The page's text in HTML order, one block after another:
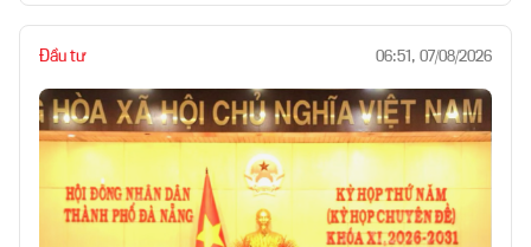
Đầu tư 06:51, 07/08/2026